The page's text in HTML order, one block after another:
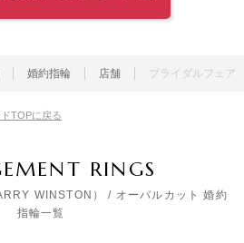
婚約指輪 店舗 ブライダルフェア
TOPに戻る
RINGS
WINSTON） / オーバルカット 婚約
指輪一覧